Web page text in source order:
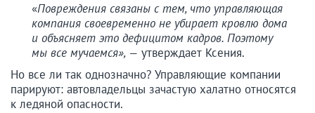
«Повреждения связаны с тем, что управляющая
компания своевременно не убирает кровлю дома
и объясняет это дефицитом кадров. Поэтому
мы все мучаемся», — утверждает Ксения.
Но все ли так однозначно? Управляющие компании
парируют: автовладельцы зачастую халатно относятся
к ледяной опасности.